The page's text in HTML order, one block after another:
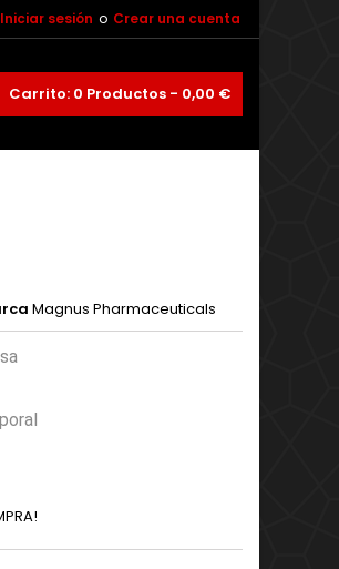
Iniciar sesión o Crear una cuenta
Carrito: 0 Productos - 0,00 €
Magnus Pharmaceuticals